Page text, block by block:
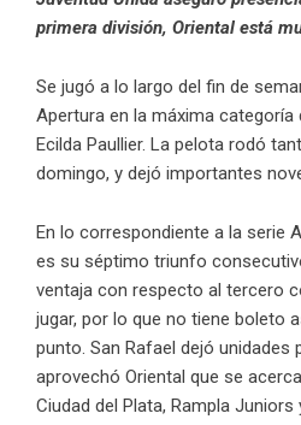
primera división, Oriental está
Se jugó a lo largo del fin de
Apertura en la máxima categoría
Ecilda Paullier. La pelota rodó
domingo, y dejó importantes
En lo correspondiente a la serie
es su séptimo triunfo
ventaja con respecto al tercero
jugar, por lo que no tiene boleto
punto. San Rafael dejó unidades
aprovechó Oriental que se
Ciudad del Plata, Rampla Juniors